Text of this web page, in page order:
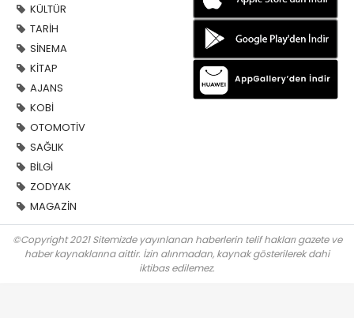
KÜLTÜR
TARİH
SİNEMA
KİTAP
AJANS
KOBİ
OTOMOTİV
SAĞLIK
BİLGİ
ZODYAK
MAGAZİN
©Copyright 2021 Sitemizde yayınlanan haberlerin telif hakları gazete ve
haber kaynaklarına aittir. İzin alınmadan, kaynak gösterilerek dahi
iktibas edilemez.